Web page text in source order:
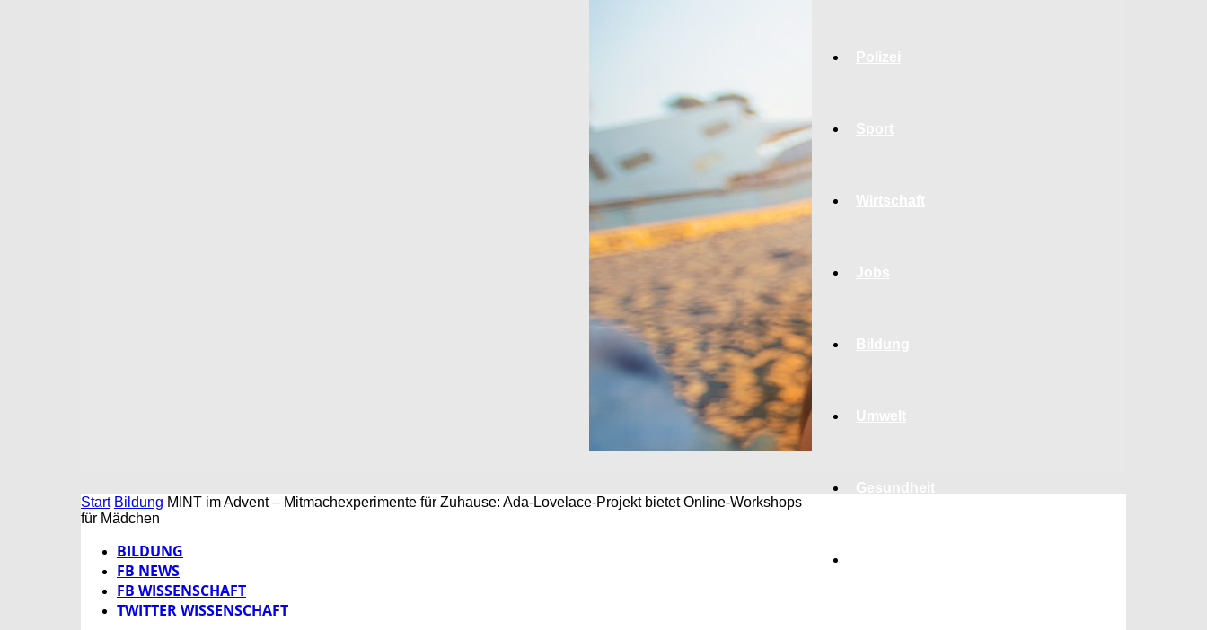
Gesundheit
Start Bildung MINT im Advent – Mitmachexperimente für Zuhause: Ada-Lovelace-Projekt bietet Online-Workshops
für Mädchen
BILDUNG
FB NEWS
FB WISSENSCHAFT
TWITTER WISSENSCHAFT